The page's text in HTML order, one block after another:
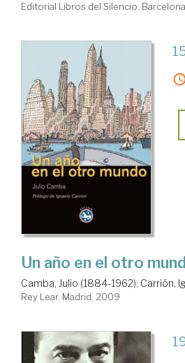
Editorial Libros del Silencio.
Un año en el otro
Camba, Julio (1884-1962); Carrión,
Rey Lear. Madrid, 2009